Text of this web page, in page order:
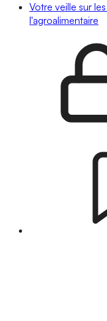
Votre veille sur
l'agroalimentaire